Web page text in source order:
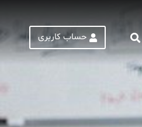
حساب کاربری